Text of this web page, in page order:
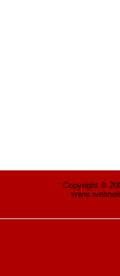
Copyright ©